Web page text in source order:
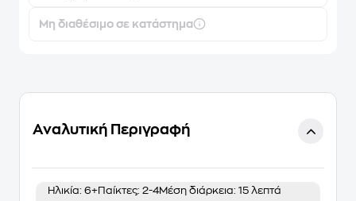
Μη διαθέσιμο σε κατάστημα
Αναλυτική Περιγραφή
Ηλικία: 6+Παίκτες: 2-4Μέση διάρκεια: 15 λεπτά